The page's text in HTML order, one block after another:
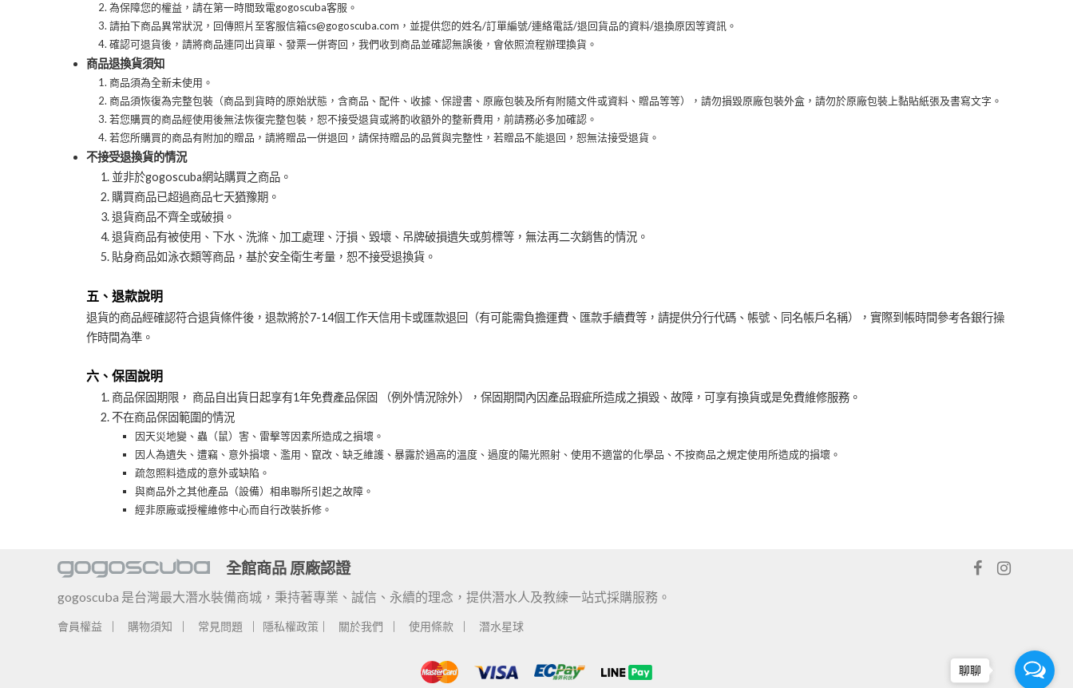
為保障您的權益，請在第一時間致電gogoscuba客服。
請拍下商品異常狀況，回傳照片至客服信箱cs@gogoscuba.com，並提供您的姓名/訂單編號/連絡電話/退回貨品的資料/退換原因等資訊。
確認可退貨後，請將商品連同出貨單、發票一併寄回，我們收到商品並確認無誤後，會依照流程辦理換貨。
商品退換貨須知
商品須為全新未使用。
商品須恢復為完整包裝（商品到貨時的原始狀態，含商品、配件、收據、保證書、原廠包裝及所有附隨文件或資料、贈品等等），請勿損毀原廠包裝外盒，請勿於原廠包裝上黏貼紙張及書寫文字。
若您購買的商品經使用後無法恢復完整包裝，恕不接受退貨或將酌收額外的整新費用，前請務必多加確認。
若您所購買的商品有附加的贈品，請將贈品一併退回，請保持贈品的品質與完整性，若贈品不能退回，恕無法接受退貨。
不接受退換貨的情況
並非於gogoscuba網站購買之商品。
購買商品已超過商品七天猶豫期。
退貨商品不齊全或破損。
退貨商品有被使用、下水、洗滌、加工處理、汙損、毀壞、吊牌破損遺失或剪標等，無法再二次銷售的情況。
貼身商品如泳衣類等商品，基於安全衛生考量，恕不接受退換貨。
五、退款說明
退貨的商品經確認符合退貨條件後，退款將於7-14個工作天信用卡或匯款退回（有可能需負擔運費、匯款手續費等，請提供分行代碼、帳號、同名帳戶名稱），實際到帳時間參考各銀行操
作時間為準。
六、保固說明
商品保固期限， 商品自出貨日起享有1年免費產品保固 （例外情況除外），保固期間內因產品瑕疵所造成之損毀、故障，可享有換貨或是免費維修服務。
不在商品保固範圍的情況
因天災地變、蟲（鼠）害、雷擊等因素所造成之損壞。
因人為遺失、遭竊、意外損壞、濫用、竄改、缺乏維護、暴露於過高的溫度、過度的陽光照射、使用不適當的化學品、不按商品之規定使用所造成的損壞。
疏忽照料造成的意外或缺陷。
與商品外之其他產品（設備）相串聯所引起之故障。
經非原廠或授權維修中心而自行改裝拆修。
全館商品 原廠認證
gogoscuba 是台灣最大潛水裝備商城，秉持著專業、誠信、永續的理念，提供潛水人及教練一站式採購服務。
會員權益 購物須知 常見問題 隱私權政策 關於我們 使用條款 潛水星球
聊聊